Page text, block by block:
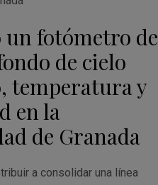
fotómetro de
de cielo
temperatura y
en la
de Granada
a consolidar una línea